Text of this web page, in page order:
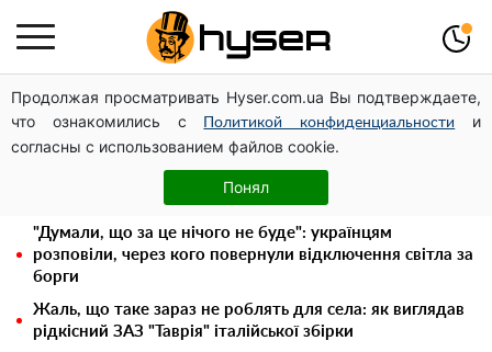
Продолжая просматривать Hyser.com.ua Вы подтверждаете,
что ознакомились с
Политикой конфиденциальности
и
согласны с использованием файлов cookie.
Понял
Українська авіатранспортна асоціація звернулася до
Мінфіну із закликом уніфікувати оподаткування
авіалізингу
Гола Олена Тополя у цікавих позах змусила відвисати
щелепи: злив відео – було лише початком
"Думали, що за це нічого не буде": українцям
розповіли, через кого повернули відключення світла за
борги
Жаль, що таке зараз не роблять для села: як виглядав
рідкісний ЗАЗ "Таврія" італійської збірки